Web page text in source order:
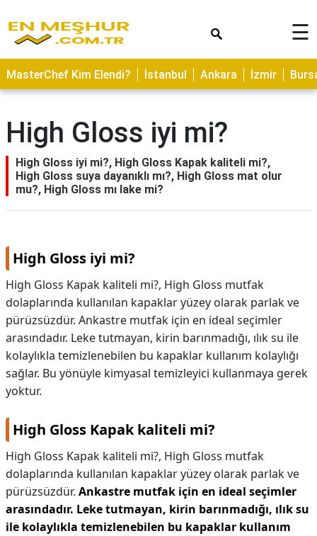
ASTROLOJİ
SAĞLIK
TARİFLERİ
GEZİLECEK
YERLER
ALANLARI
HAMİLELİK
KAPLICALAR
İLETİŞİM
☰
MasterChef Kim Elendi? İstanbul Ankara İzmir
High Gloss iyi mi?
High Gloss iyi mi?, High Gloss Kapak kaliteli mi?,
High Gloss suya dayanıklı mı?, High Gloss mat olur
mu?, High Gloss mı lake mi?
High Gloss iyi mi?
High Gloss Kapak kaliteli mi?, High Gloss mutfak
dolaplarında kullanılan kapaklar yüzey olarak parlak ve
pürüzsüzdür. Ankastre mutfak için en ideal seçimler
arasındadır. Leke tutmayan, kirin barınmadığı, ılık su ile
kolaylıkla temizlenebilen bu kapaklar kullanım kolaylığı
sağlar. Bu yönüyle kimyasal temizleyici kullanmaya gerek
yoktur.
High Gloss Kapak kaliteli mi?
High Gloss Kapak kaliteli mi?, High Gloss mutfak
dolaplarında kullanılan kapaklar yüzey olarak parlak ve
pürüzsüzdür. Ankastre mutfak için en ideal seçimler
arasındadır. Leke tutmayan, kirin barınmadığı, ılık su
ile kolaylıkla temizlenebilen bu kapaklar kullanım